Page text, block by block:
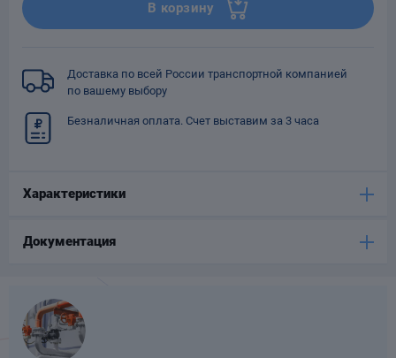
В корзину
Доставка по всей России транспортной компанией
по вашему выбору
Безналичная оплата. Счет выставим за 3 часа
Характеристики
Документация
Фильтры для